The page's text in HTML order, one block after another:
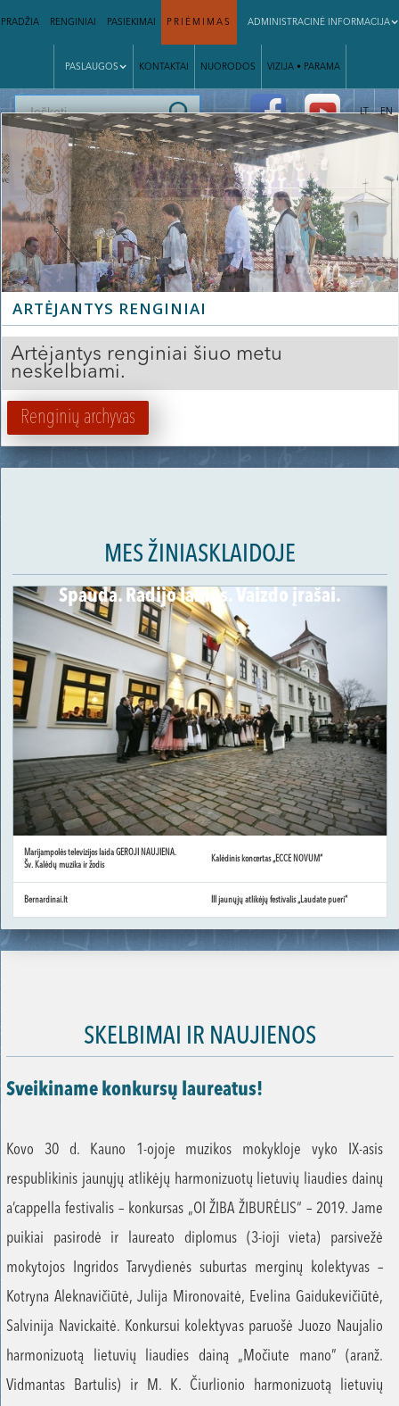
PRADŽIA RENGINIAI PASIEKIMAI PRIĖMIMAS ADMINISTRACINĖ INFORMACIJA
PASLAUGOS KONTAKTAI NUORODOS VIZIJA • PARAMA
| LT EN
Slide 2 of 3.
ARTĖJANTYS RENGINIAI
Artėjantys renginiai šiuo metu
neskelbiami.
Renginių archyvas
MES ŽINIASKLAIDOJE
Spauda. Radijo laidos. Vaizdo įrašai.
Marijampolės televizijos laida GEROJI NAUJIENA.
Šv. Kalėdų muzika ir žodis
Kalėdinis koncertas „ECCE NOVUM“
Bernardinai.lt III jaunųjų atlikėjų festivalis „Laudate pueri“
SKELBIMAI IR NAUJIENOS
Sveikiname konkursų laureatus!
Kovo 30 d. Kauno 1-ojoje muzikos mokykloje vyko IX-asis
respublikinis jaunųjų atlikėjų harmonizuotų lietuvių liaudies dainų
a’cappella festivalis – konkursas „OI ŽIBA ŽIBURĖLIS“ – 2019. Jame
puikiai pasirodė ir laureato diplomus (3-ioji vieta) parsivežė
mokytojos Ingridos Tarvydienės suburtas merginų kolektyvas –
Kotryna Aleknavičiūtė, Julija Mironovaitė, Evelina Gaidukevičiūtė,
Salvinija Navickaitė. Konkursui kolektyvas paruošė Juozo Naujalio
harmonizuotą lietuvių liaudies dainą „Močiute mano” (aranž.
Vidmantas Bartulis) ir M. K. Čiurlionio harmonizuotą lietuvių